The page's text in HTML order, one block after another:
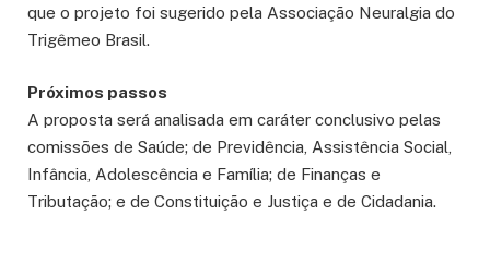
que o projeto foi sugerido pela Associação Neuralgia do
Trigêmeo Brasil.
Próximos passos
A proposta será analisada em caráter conclusivo pelas
comissões de Saúde; de Previdência, Assistência Social,
Infância, Adolescência e Família; de Finanças e
Tributação; e de Constituição e Justiça e de Cidadania.